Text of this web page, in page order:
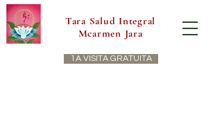
Tara Salud Integral
Mcarmen Jara
1A VISITA GRATUITA